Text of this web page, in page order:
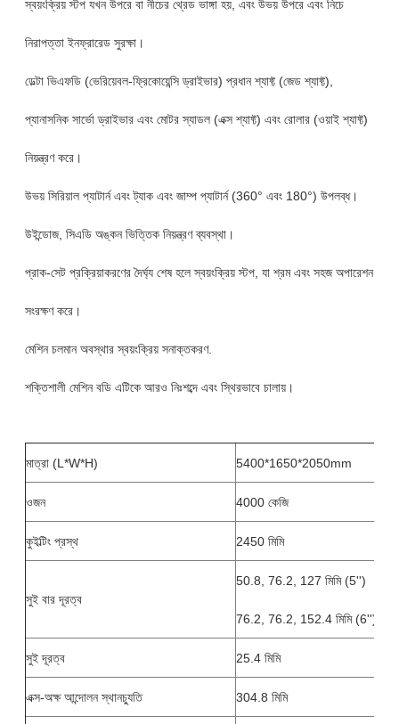
স্বয়ংক্রিয় স্টপ যখন উপরে বা নীচের থ্রেড ভাঙ্গা হয়, এবং উভয় উপরে এবং নিচে
নিরাপত্তা ইনফ্রারেড সুরক্ষা।
ডেল্টা ভিএফডি (ভেরিয়েবল-ফ্রিকোয়েন্সি ড্রাইভার) প্রধান শ্যাফ্ট (জেড শ্যাফ্ট),
প্যানাসনিক সার্ভো ড্রাইভার এবং মোটর স্যাডল (এক্স শ্যাফ্ট) এবং রোলার (ওয়াই শ্যাফ্ট)
নিয়ন্ত্রণ করে।
উভয় সিরিয়াল প্যাটার্ন এবং ট্যাক এবং জাম্প প্যাটার্ন (360° এবং 180°) উপলব্ধ।
উইন্ডোজ, সিএডি অঙ্কন ভিত্তিক নিয়ন্ত্রণ ব্যবস্থা।
প্রাক-সেট প্রক্রিয়াকরণের দৈর্ঘ্য শেষ হলে স্বয়ংক্রিয় স্টপ, যা শ্রম এবং সহজ অপারেশন
সংরক্ষণ করে।
মেশিন চলমান অবস্থার স্বয়ংক্রিয় সনাক্তকরণ.
শক্তিশালী মেশিন বডি এটিকে আরও নিঃশব্দে এবং স্থিরভাবে চালায়।
মাত্রা (L*W*H) 5400*1650*2050mm
ওজন 4000 কেজি
কুইল্টিং প্রস্থ 2450 মিমি
সুই বার দূরত্ব
50.8, 76.2, 127 মিমি (5'')
76.2, 76.2, 152.4 মিমি (6'')
সুই দূরত্ব 25.4 মিমি
এক্স-অক্ষ আন্দোলন স্থানচ্যুতি 304.8 মিমি